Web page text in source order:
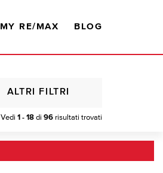
MY RE/MAX BLOG
Vedi 1 - 18 di 96 risultati trovati
ALTRI FILTRI